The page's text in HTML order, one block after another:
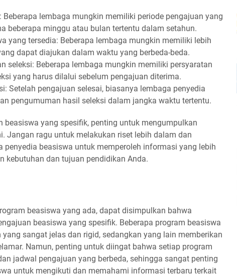
lembaga mungkin memiliki periode pengajuan yang
beberapa minggu atau bulan tertentu dalam setahun.
yang tersedia: Beberapa lembaga mungkin memiliki lebih
dapat diajukan dalam waktu yang berbeda-beda.
seleksi: Beberapa lembaga mungkin memiliki persyaratan
yang harus dilalui sebelum pengajuan diterima.
Setelah pengajuan selesai, biasanya lembaga penyedia
pengumuman hasil seleksi dalam jangka waktu tertentu.
beasiswa yang spesifik, penting untuk mengumpulkan
Jangan ragu untuk melakukan riset lebih dalam dan
penyedia beasiswa untuk memperoleh informasi yang lebih
kebutuhan dan tujuan pendidikan Anda.
beasiswa yang ada, dapat disimpulkan bahwa
beasiswa yang spesifik. Beberapa program beasiswa
sangat jelas dan rigid, sedangkan yang lain memberikan
Namun, penting untuk diingat bahwa setiap program
jadwal pengajuan yang berbeda, sehingga sangat penting
untuk mengikuti dan memahami informasi terbaru terkait